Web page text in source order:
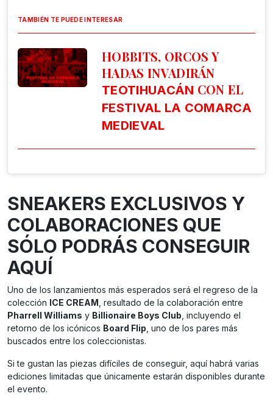
TAMBIÉN TE PUEDE INTERESAR
HOBBITS, ORCOS Y
HADAS INVADIRÁN
TEOTIHUACÁN CON EL
FESTIVAL LA COMARCA
MEDIEVAL
SNEAKERS EXCLUSIVOS Y
COLABORACIONES QUE
SÓLO PODRÁS CONSEGUIR
AQUÍ
Uno de los lanzamientos más esperados será el regreso de la
colección ICE CREAM , resultado de la colaboración entre
Pharrell Williams y Billionaire Boys Club , incluyendo el
retorno de los icónicos Board Flip , uno de los pares más
buscados entre los coleccionistas.
Si te gustan las piezas difíciles de conseguir, aquí habrá varias
ediciones limitadas que únicamente estarán disponibles durante
el evento.